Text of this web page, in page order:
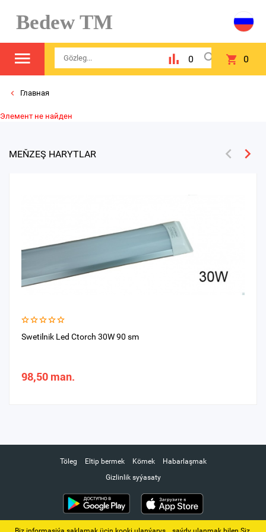
Bedew TM
0 0
Главная
Элемент не найден
MEŇZEŞ HARYTLAR
Swetilnik Led Ctorch 30W 90 sm
98,50 man.
Töleg Eltip bermek Kömek
Habarlaşmak
Gizlinlik syýasaty